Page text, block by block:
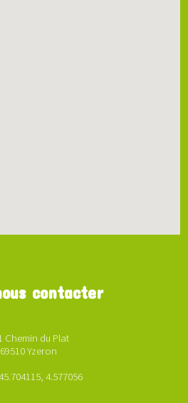
contacter
Chemin du Plat
69510 Yzeron
4.577056